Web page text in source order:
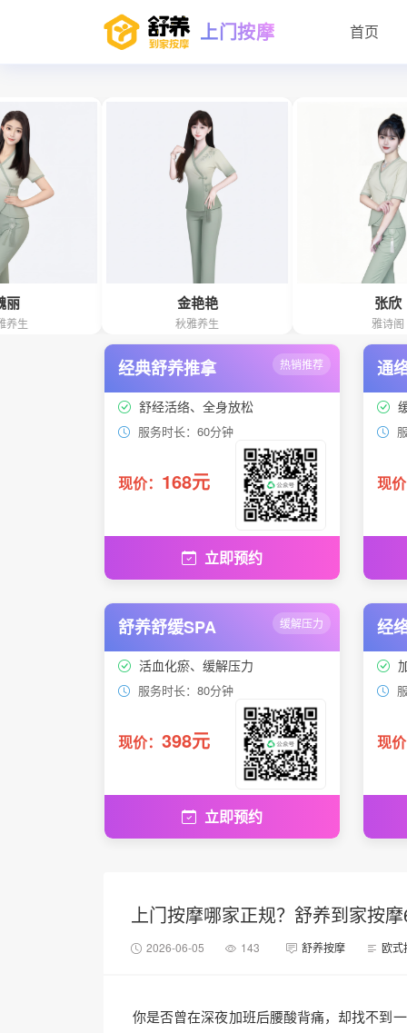
上门按摩 首页
经典舒养推拿 热销推荐
舒经活络、全身放松
服务时长：60分钟
现价： 168元
立即预约
通
现
舒养舒缓SPA 缓解压力
活血化瘀、缓解压力
服务时长：80分钟
现价： 398元
立即预约
经
现
上门按摩哪家正规？舒养到家按
2026-06-05 143 舒养按摩 欧式
你是否曾在深夜加班后腰酸背痛，却找不到